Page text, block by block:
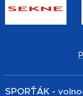
SPOR´ŤÁK -